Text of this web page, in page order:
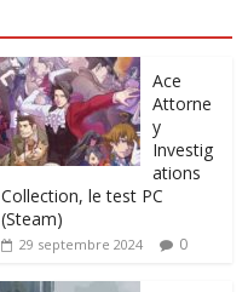
Ace
Attorne
y
Investig
ations
Collection, le test PC
(Steam)
29 septembre 2024 0